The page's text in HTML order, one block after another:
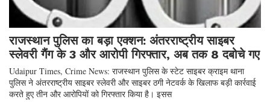
राजस्थान पुलिस का बड़ा एक्शन: अंतरराष्ट्रीय साइबर
स्लेवरी गैंग के 3 और आरोपी गिरफ्तार, अब तक 8 दबोचे गए
Udaipur Times, Crime News: राजस्थान पुलिस के स्टेट साइबर क्राइम थाना
पुलिस ने अंतरराष्ट्रीय साइबर स्लेवरी और साइबर ठगी नेटवर्क के खिलाफ बड़ी कार्रवाई
करते हुए तीन और आरोपियों को गिरफ्तार किया है। इसस